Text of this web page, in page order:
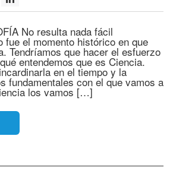
No resulta nada fácil
fue el momento histórico en que
Tendríamos que hacer el esfuerzo
entendemos que es Ciencia.
en el tiempo y la
fundamentales con el que vamos a
los vamos […]